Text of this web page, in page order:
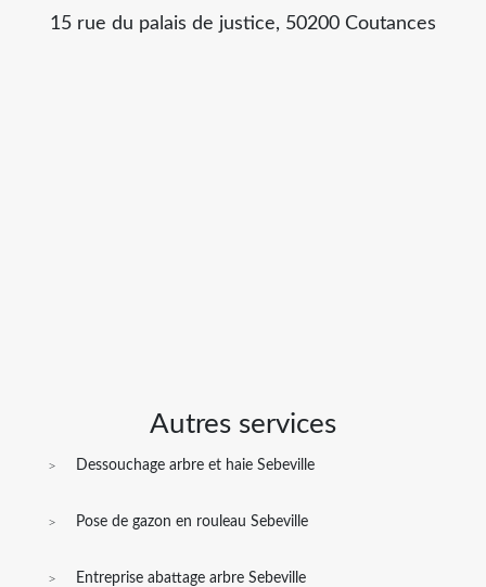
15 rue du palais de justice, 50200 Coutances
Autres services
Dessouchage arbre et haie Sebeville
Pose de gazon en rouleau Sebeville
Entreprise abattage arbre Sebeville